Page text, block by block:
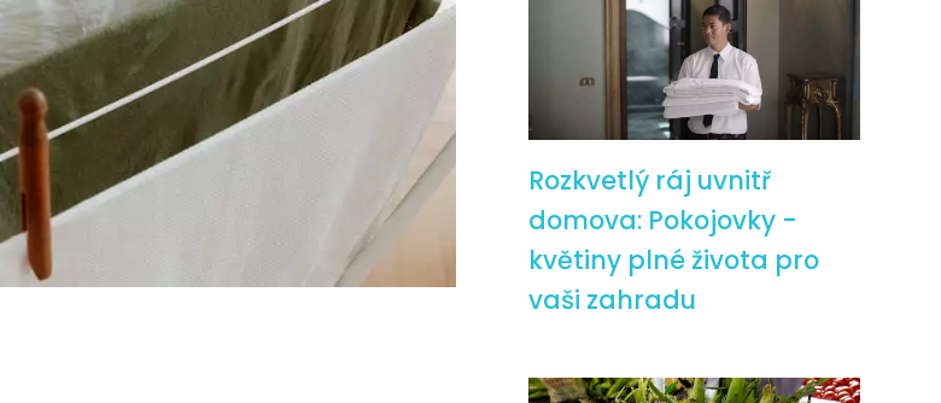
Rozkvetlý ráj uvnitř
domova: Pokojovky -
květiny plné života pro
vaši zahradu